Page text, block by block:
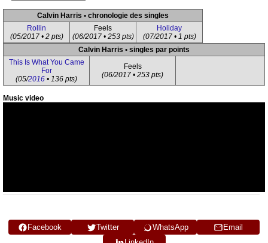
Calvin Harris • chronologie des singles
Rollin
(05/2017 • 2 pts)
Feels
(06/2017 • 253 pts)
Holiday
(07/2017 • 1 pts)
Calvin Harris • singles par points
This Is What You Came
For
(05/2016 • 136 pts)
Feels
(06/2017 • 253 pts)
Music video
Facebook Twitter WhatsApp
Email